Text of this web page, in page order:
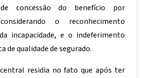
de concessão do benefício por
o reconhecimento
incapacidade, e o indeferimento
de qualidade de segurado.
residia no fato que após ter